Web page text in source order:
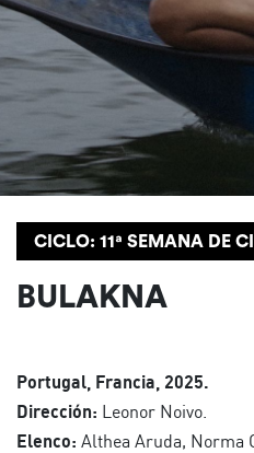
CICLO: 11ª SEMANA DE
BULAKNA
Portugal, Francia, 2025.
Dirección: Leonor Noivo.
Elenco: Althea Aruda, Norma